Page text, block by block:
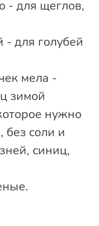
- для щеглов,
- для голубей
мела -
зимой
нужно
без соли и
синиц,